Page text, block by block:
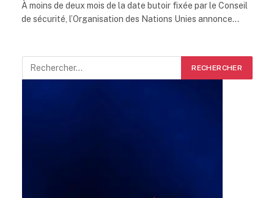
À moins de deux mois de la date butoir fixée par le Conseil
de sécurité, l’Organisation des Nations Unies annonce…